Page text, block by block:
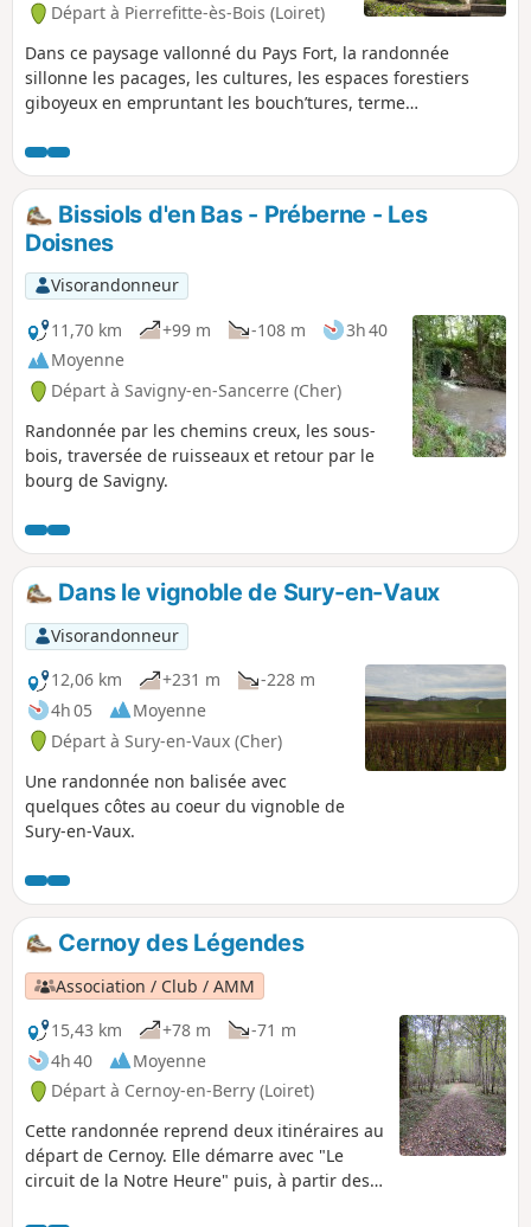
Départ à Pierrefitte-ès-Bois (Loiret)
Dans ce paysage vallonné du Pays Fort, la randonnée
sillonne les pacages, les cultures, les espaces forestiers
giboyeux en empruntant les bouch’tures, terme
chemins bocagers.
Bissiols d'en Bas - Préberne - Les
Doisnes
Visorandonneur
11,70 km
+99 m -108 m
3h 40
Moyenne
Départ à Savigny-en-Sancerre (Cher)
Randonnée par les chemins creux, les sous-
bois, traversée de ruisseaux et retour par le
bourg de Savigny.
Dans le vignoble de Sury-en-Vaux
Visorandonneur
12,06 km
+231 m
-228 m
4h 05
Moyenne
Départ à Sury-en-Vaux (Cher)
Une randonnée non balisée avec
quelques côtes au coeur du vignoble de
Sury-en-Vaux.
Cernoy des Légendes
Association / Club / AMM
15,43 km
+78 m
-71 m
4h 40
Moyenne
Départ à Cernoy-en-Berry (Loiret)
Cette randonnée reprend deux itinéraires au
départ de Cernoy. Elle démarre avec "Le
circuit de la Notre Heure" puis, à partir des